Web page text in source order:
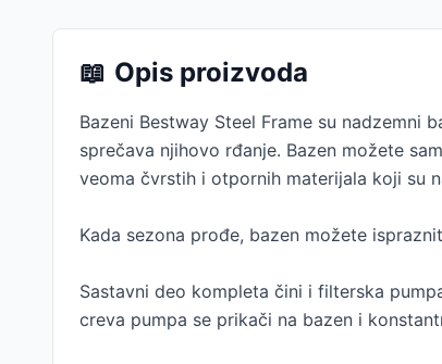
📖 Opis proizvoda
Bazeni Bestway Steel Frame su nadzemni
sprečava njihovo rđanje. Bazen možete
veoma čvrstih i otpornih materijala koji su
Kada sezona prođe, bazen možete
Sastavni deo kompleta čini i filterska
creva pumpa se prikači na bazen i